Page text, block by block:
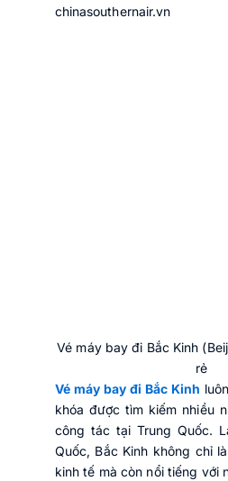
chinasouthernair.vn
Vé máy bay đi Bắc Kinh
rẻ
Vé máy bay đi Bắc Kinh
khóa được tìm kiếm nhiều
công tác tại Trung Quốc.
Quốc, Bắc Kinh không chỉ
kinh tế mà còn nổi tiếng với